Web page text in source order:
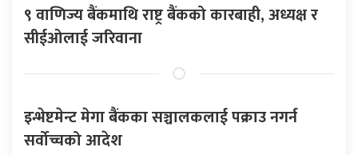
९ वाणिज्य बैंकमाथि राष्ट्र बैंकको कारबाही, अध्यक्ष र
सीईओलाई जरिवाना
इन्भेष्टमेन्ट मेगा बैंकका सञ्चालकलाई पक्राउ नगर्न
सर्वोच्चको आदेश